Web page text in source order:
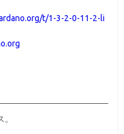
t/1-3-2-0-11-2-li